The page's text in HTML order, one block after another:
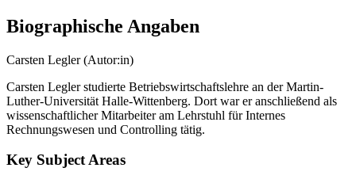
Biographische Angaben
Carsten Legler (Autor:in)
Carsten Legler studierte Betriebswirtschaftslehre an der Martin-
Luther-Universität Halle-Wittenberg. Dort war er anschließend als
wissenschaftlicher Mitarbeiter am Lehrstuhl für Internes
Rechnungswesen und Controlling tätig.
Key Subject Areas